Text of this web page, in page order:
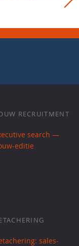
RECRUITMENT
search —
editie
sales-